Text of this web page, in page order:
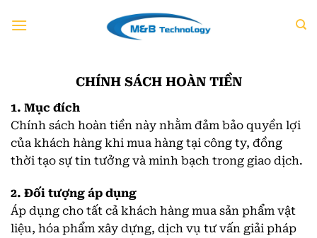
đến
CHÍNH SÁCH HOÀN TIỀN
1. Mục đích
Chính sách hoàn tiền này nhằm đảm bảo quyền lợi
của khách hàng khi mua hàng tại công ty, đồng
thời tạo sự tin tưởng và minh bạch trong giao dịch.
2. Đối tượng áp dụng
Áp dụng cho tất cả khách hàng mua sản phẩm vật
liệu, hóa phẩm xây dựng, dịch vụ tư vấn giải pháp